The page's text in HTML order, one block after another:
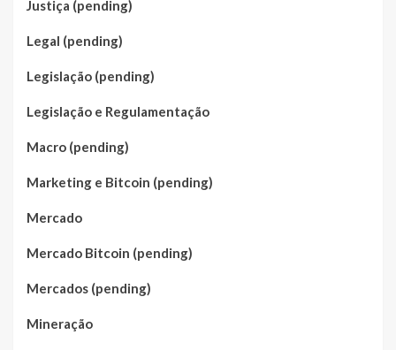
Justiça (pending)
Legal (pending)
Legislação (pending)
Legislação e Regulamentação
Macro (pending)
Marketing e Bitcoin (pending)
Mercado
Mercado Bitcoin (pending)
Mercados (pending)
Mineração